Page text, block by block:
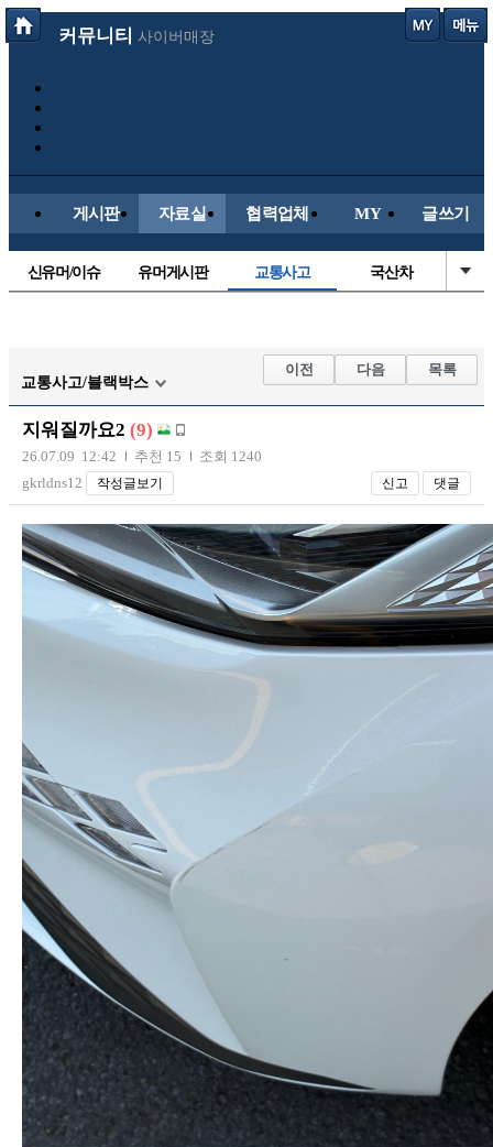
커뮤니티 사이버매장
게시판 자료실 협력업체 MY 글쓰기
신유머/이슈 유머게시판 교통사고 국산차
자유사진 군사/무기
트럭/버스 항공/해운/철도
장착시공사진
교통사고/블랙박스
이전 다음 목록
지워질까요2 (9)
26.07.09 12:42 추천 15
조회 1240
gkrldns12
작성글보기 신고 댓글